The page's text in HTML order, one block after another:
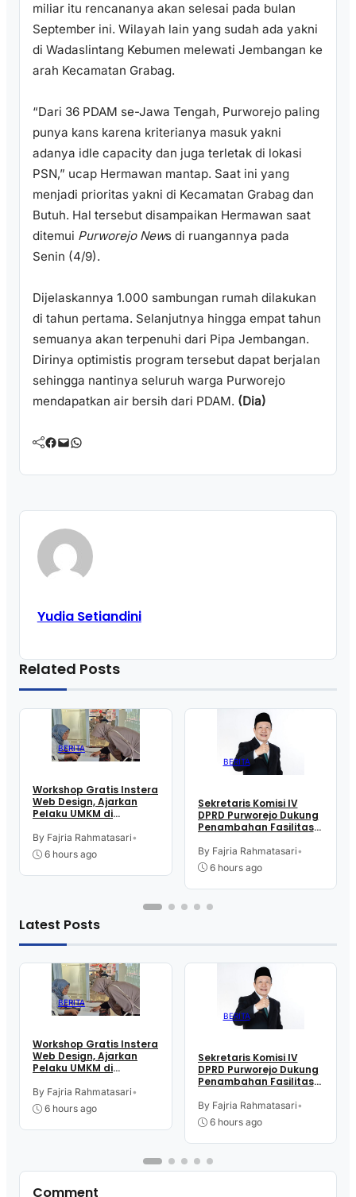
miliar itu rencananya akan selesai pada bulan
September ini. Wilayah lain yang sudah ada yakni
di Wadaslintang Kebumen melewati Jembangan ke
arah Kecamatan Grabag.
“Dari 36 PDAM se-Jawa Tengah, Purworejo paling
punya kans karena kriterianya masuk yakni
adanya idle capacity dan juga terletak di lokasi
PSN,” ucap Hermawan mantap. Saat ini yang
menjadi prioritas yakni di Kecamatan Grabag dan
Butuh. Hal tersebut disampaikan Hermawan saat
ditemui Purworejo News di ruangannya pada
Senin (4/9).
Dijelaskannya 1.000 sambungan rumah dilakukan
di tahun pertama. Selanjutnya hingga empat tahun
semuanya akan terpenuhi dari Pipa Jembangan.
Dirinya optimistis program tersebut dapat berjalan
sehingga nantinya seluruh warga Purworejo
mendapatkan air bersih dari PDAM. (Dia)
Facebook Mail WhatsApp
Yudia Setiandini
Related Posts
BERITA
Workshop Gratis Instera
Web Design, Ajarkan
Pelaku UMKM di
Teknologi Digital buat
Jualan
By Fajria Rahmatasari•
6 hours ago
BERITA
Sekretaris Komisi IV
DPRD Purworejo Dukung
Penambahan Fasilitas
Tjitrowardojo
By Fajria Rahmatasari•
6 hours ago
Latest Posts
BERITA
Workshop Gratis Instera
Web Design, Ajarkan
Pelaku UMKM di
Teknologi Digital buat
Jualan
By Fajria Rahmatasari•
6 hours ago
BERITA
Sekretaris Komisi IV
DPRD Purworejo Dukung
Penambahan Fasilitas
Tjitrowardojo
By Fajria Rahmatasari•
6 hours ago
Comment